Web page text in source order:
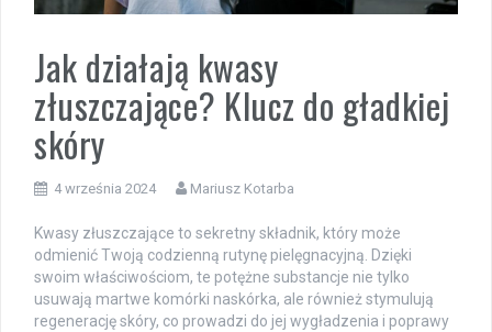
Jak działają kwasy
złuszczające? Klucz do gładkiej
skóry
4 września 2024 Mariusz Kotarba
Kwasy złuszczające to sekretny składnik, który może
odmienić Twoją codzienną rutynę pielęgnacyjną. Dzięki
swoim właściwościom, te potężne substancje nie tylko
usuwają martwe komórki naskórka, ale również stymulują
regenerację skóry, co prowadzi do jej wygładzenia i poprawy